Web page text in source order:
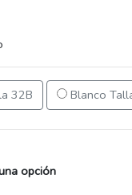
32B Blanco
opción